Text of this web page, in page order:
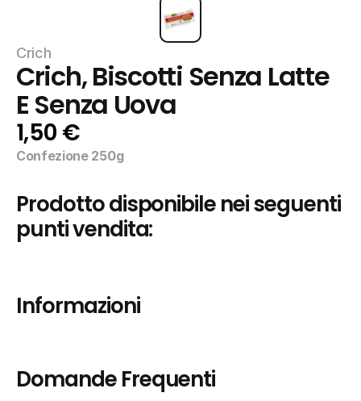
Crich
Crich, Biscotti Senza Latte
E Senza Uova
1,50 €
Confezione 250g
Prodotto disponibile nei seguenti
punti vendita:
Informazioni
Domande Frequenti